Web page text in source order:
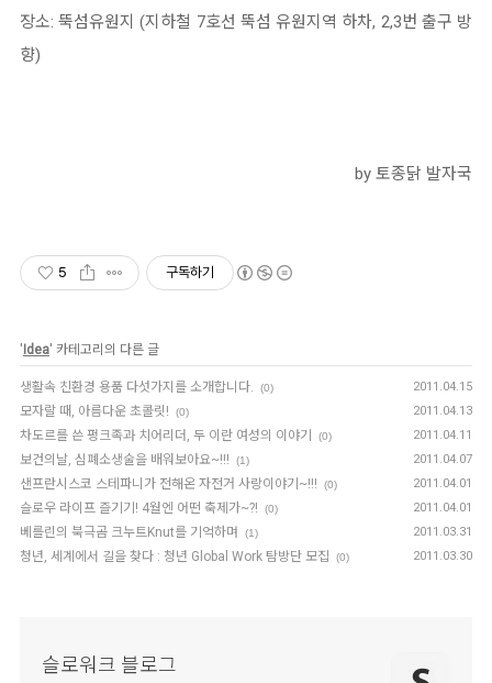
장소: 뚝섬유원지 (지하철 7호선 뚝섬 유원지역 하차, 2,3번 출구 방
향)
by 토종닭 발자국
5 구독하기
'Idea' 카테고리의 다른 글
생활속 친환경 용품 다섯가지를 소개합니다. (0) 2011.04.15
모자랄 때, 아름다운 초콜릿! (0) 2011.04.13
차도르를 쓴 펑크족과 치어리더, 두 이란 여성의 이야기 (0) 2011.04.11
보건의날, 심폐소생술을 배워보아요~!!! (1) 2011.04.07
샌프란시스코 스테파니가 전해온 자전거 사랑이야기~!!! (0) 2011.04.01
슬로우 라이프 즐기기! 4월엔 어떤 축제가~?! (0) 2011.04.01
베를린의 북극곰 크누트Knut를 기억하며 (1) 2011.03.31
청년, 세계에서 길을 찾다 : 청년 Global Work 탐방단 모집 (0) 2011.03.30
슬로워크 블로그